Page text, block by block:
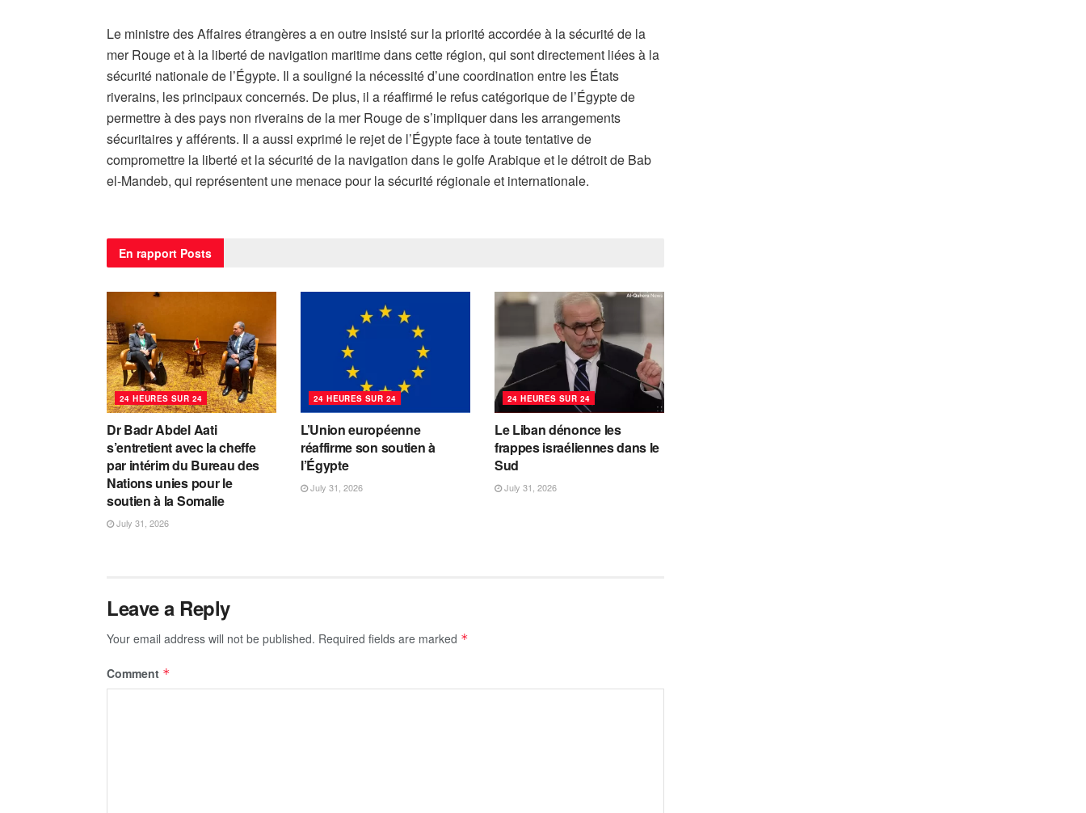
Le ministre des Affaires étrangères a en outre insisté sur la priorité accordée à la sécurité de la
mer Rouge et à la liberté de navigation maritime dans cette région, qui sont directement liées à la
sécurité nationale de l’Égypte. Il a souligné la nécessité d’une coordination entre les États
riverains, les principaux concernés. De plus, il a réaffirmé le refus catégorique de l’Égypte de
permettre à des pays non riverains de la mer Rouge de s’impliquer dans les arrangements
sécuritaires y afférents. Il a aussi exprimé le rejet de l’Égypte face à toute tentative de
compromettre la liberté et la sécurité de la navigation dans le golfe Arabique et le détroit de Bab
el-Mandeb, qui représentent une menace pour la sécurité régionale et internationale.
En rapport Posts
24 HEURES SUR 24
Dr Badr Abdel Aati
s’entretient avec la cheffe
par intérim du Bureau des
Nations unies pour le
soutien à la Somalie
July 31, 2026
24 HEURES SUR 24
L’Union européenne
réaffirme son soutien à
l’Égypte
July 31, 2026
24 HEURES SUR 24
Le Liban dénonce les
frappes israéliennes dans le
Sud
July 31, 2026
Leave a Reply
Your email address will not be published. Required fields are marked *
Comment *